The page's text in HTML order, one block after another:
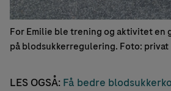
For Emilie ble trening og aktivitet en
på blodsukkerregulering. Foto: privat
LES OGSÅ: Få bedre